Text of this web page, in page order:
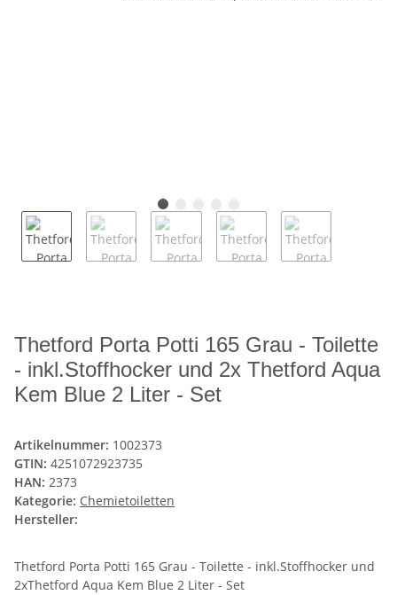
Thetford Porta Potti 165 Grau - Toilette
- inkl.Stoffhocker und 2x Thetford Aqua
Kem Blue 2 Liter - Set
Artikelnummer: 1002373
GTIN: 4251072923735
HAN: 2373
Kategorie: Chemietoiletten
Hersteller:
Thetford Porta Potti 165 Grau - Toilette - inkl.Stoffhocker und
2xThetford Aqua Kem Blue 2 Liter - Set